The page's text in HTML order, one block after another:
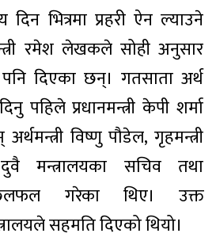
भित्रमा प्रहरी ऐन ल्याउने
रमेश लेखकले सोही अनुसार
दिएका छन्। गतसाता अर्थ
पहिले प्रधानमन्त्री केपी शर्मा
विष्णु पौडेल, गृहमन्त्री
सचिव तथा
गरेका थिए। उक्त
सहमति दिएको थियो।